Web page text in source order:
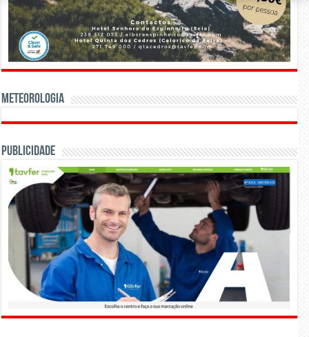
Meteorologia
Publicidade